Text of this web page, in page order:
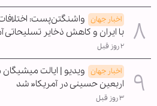
اخبار جهان واشنگتن‌پست:
با ایران و کاهش ذخایر
۲ روز قبل
اخبار جهان ویدیو | ایالت میشیگان
اربعین حسینی در آمریکا« شد
۳ روز قبل